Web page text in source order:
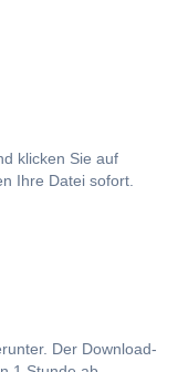
klicken Sie auf
Ihre Datei sofort.
Der Download-